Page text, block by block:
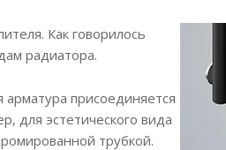
Как говорилось
радиатора.
присоединяется
для эстетического вида
трубкой.